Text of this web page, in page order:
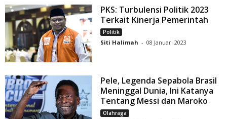
PKS: Turbulensi Politik 2023
Terkait Kinerja Pemerintah
Politik
Siti Halimah - 08 Januari 2023
Pele, Legenda Sepabola Brasil
Meninggal Dunia, Ini Katanya
Tentang Messi dan Maroko
Olahraga